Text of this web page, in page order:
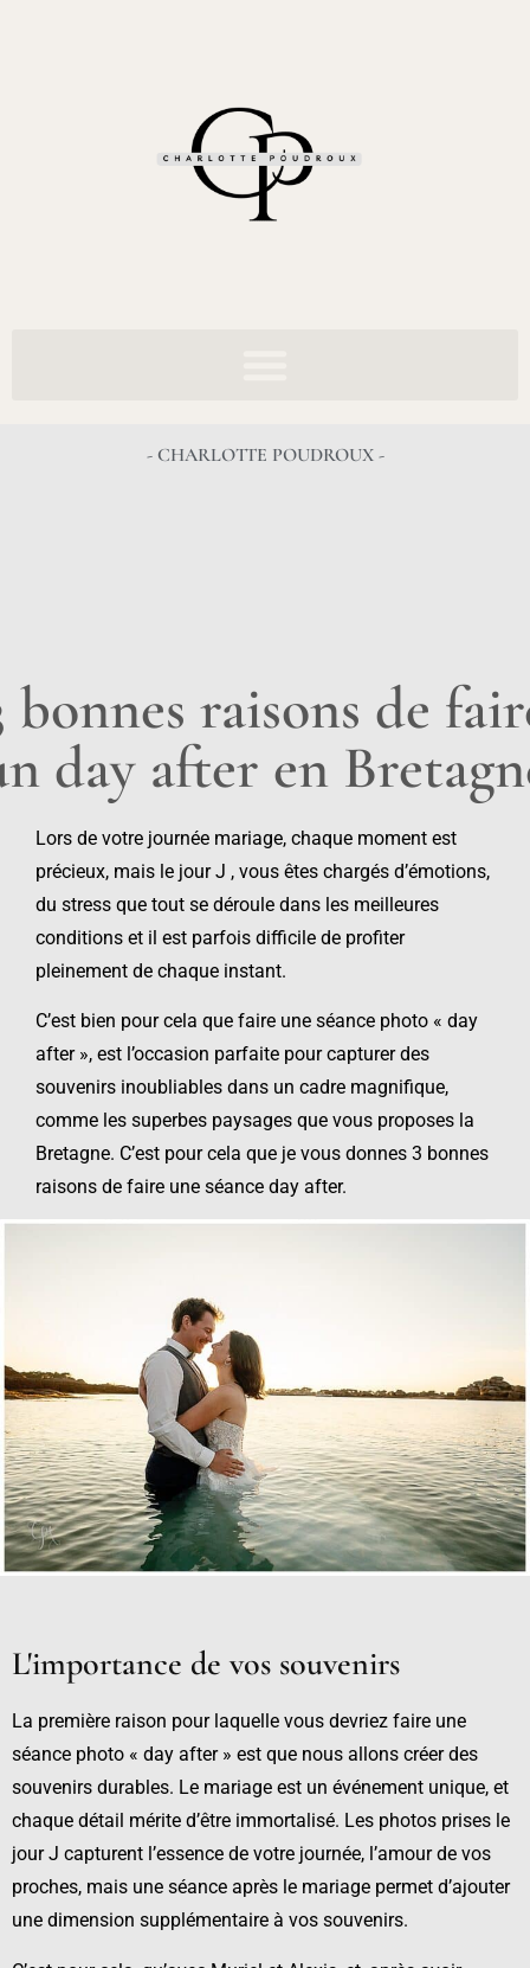
- CHARLOTTE POUDROUX -
bonnes raisons de
day after en
Lors de votre journée mariage, chaque moment est
précieux, mais le jour J , vous êtes chargés d’émotions,
du stress que tout se déroule dans les meilleures
conditions et il est parfois difficile de profiter
pleinement de chaque instant.
C’est bien pour cela que faire une séance photo « day
after », est l’occasion parfaite pour capturer des
souvenirs inoubliables dans un cadre magnifique,
comme les superbes paysages que vous proposes la
Bretagne. C’est pour cela que je vous donnes 3 bonnes
raisons de faire une séance day after.
L'importance de vos souvenirs
La première raison pour laquelle vous devriez faire une
séance photo « day after » est que nous allons créer des
souvenirs durables. Le mariage est un événement unique, et
chaque détail mérite d’être immortalisé. Les photos prises le
jour J capturent l’essence de votre journée, l’amour de vos
proches, mais une séance après le mariage permet d’ajouter
une dimension supplémentaire à vos souvenirs.